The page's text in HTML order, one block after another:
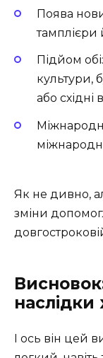
Поява
тамплієри
Підйом
культури,
або східні
Як не дивно,
зміни
наслідки
І ось він цей